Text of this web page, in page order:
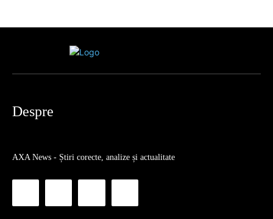
Despre
AXA News - Știri corecte, analize și actualitate